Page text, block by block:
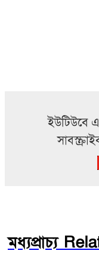
ইউটিউবে
মধ্যপ্রাচ্য